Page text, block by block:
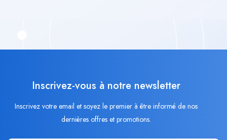
Inscrivez-vous à notre newsletter
Inscrivez votre email et soyez le premier à être informé de nos
dernières offres et promotions.